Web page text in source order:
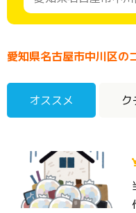
愛知県名古屋市中川区の
オススメ